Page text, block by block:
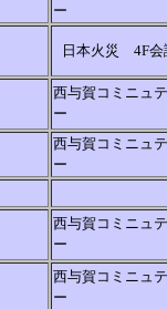
ー
日本火災 4F会
西与賀コミニュ
ー
西与賀コミニュ
ー
西与賀コミニュ
ー
西与賀コミニュ
ー